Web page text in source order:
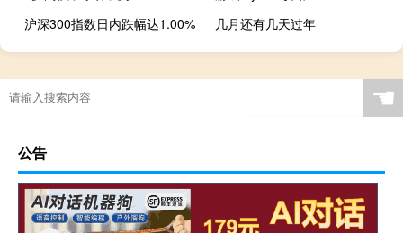
沪深300指数日内跌幅达1.00%
几月还有几天过年
☚
公告